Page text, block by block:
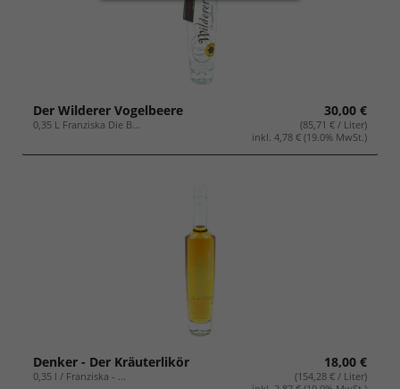
Der Wilderer Vogelbeere
0,35 L Franziska Die B...
30,00 €
(85,71 € / Liter)
inkl. 4,78 € (19.0% MwSt.)
Denker - Der Kräuterlikör
0,35 l / Franziska - ...
18,00 €
(154,28 € / Liter)